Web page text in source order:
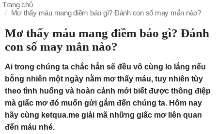
Trang chủ
Mơ thấy máu mang điềm báo gì? Đánh con số may mắn nào?
Mơ thấy máu mang điềm báo gì? Đánh
con số may mắn nào?
Ai trong chúng ta chắc hẳn sẽ đều vô cùng lo lắng nếu
bỗng nhiên một ngày nằm mơ thấy máu, tuy nhiên tùy
theo tình huống và hoàn cảnh mới biết được thông điệp
mà giấc mơ đó muốn gửi gắm đến chúng ta. Hôm nay
hãy cùng ketqua.me giải mã những giấc mơ liên quan
đến máu nhé.